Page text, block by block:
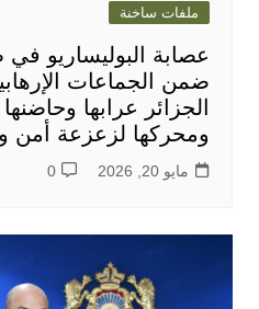
ملفات ساخنة
عصابة البوليساريو في
ضمن الجماعات
الجزائر عرابها
ومحركها لزعزعة أمن
مايو 20, 2026 0